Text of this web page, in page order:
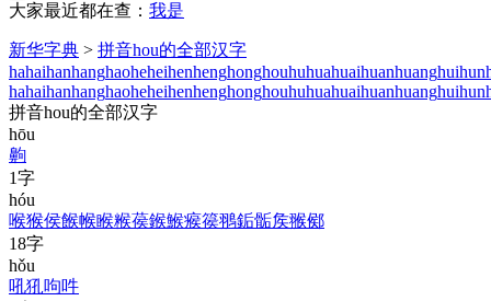
大家最近都在查： 我是
新华字典 > 拼音hou的全部汉字
hahaihanhanghaoheheihenhenghonghouhuhuahuaihuanhuanghuihun
hahaihanhanghaoheheihenhenghonghouhuhuahuaihuanhuanghuihun
拼音hou的全部汉字
hōu
齁
1字
hóu
喉猴侯餱帿睺糇葔鍭鯸瘊篌翵銗骺矦翭鄇
18字
hǒu
吼犼 呴吽